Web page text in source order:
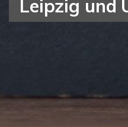
Leipzig und